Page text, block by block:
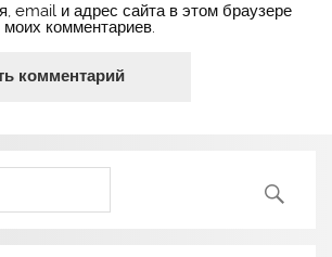
email и адрес сайта в этом браузере
комментариев.